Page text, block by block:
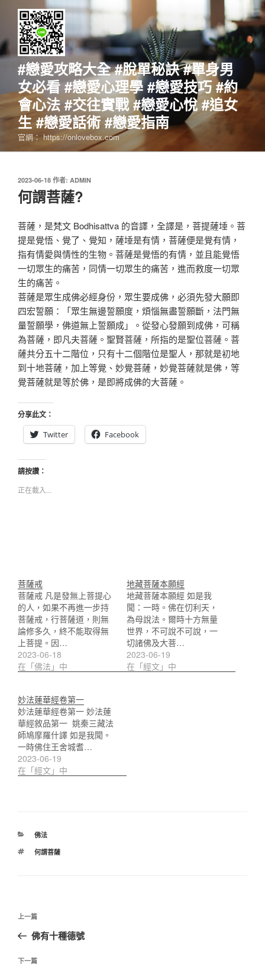
要
#戀愛攻略大全 #脫單秘訣 #單身男
女必看 #戀愛心理學 #戀愛技巧 #約
會心法 #交往實戰 #戀愛心悅 #追女
生 #戀愛話術 #戀愛指南
官網： https://onlovebox.com
發
佈
於
2023-06-18 作者: ADMIN
何謂菩薩?
菩薩，是梵文 Bodhisattva 的音譯，全譯是，菩提薩埵。菩
提是覺悟、覺了、覺知，薩埵是有情，菩薩便是覺有情，
指有情愛與情性的生物。菩薩是覺悟的有情，並且能覺悟
一切眾生的痛苦，同情一切眾生的痛苦，進而救度一切眾
生的痛苦。
菩薩是眾生成佛必經身份，眾生要成佛，必須先發大願即
四宏誓願：「眾生無邊誓願度，煩惱無盡誓願斷，法門無
量誓願學，佛道無上誓願成」。從發心發願到成佛，可稱
為菩薩，即凡夫菩薩。聖賢菩薩，所指的是聖位菩薩。菩
薩共分五十二階位，只有十二個階位是聖人，那就是初地
到十地菩薩，加上等覺、妙覺菩薩，妙覺菩薩就是佛，等
覺菩薩就是等於佛，是即將成佛的大菩薩。
分享此文：
Twitter
Facebook
請按讚：
正在載入...
菩薩戒
菩薩戒 凡是發無上菩提心
的人，如果不再進一步持
菩薩戒，行菩薩道，則無
論修多久，終不能取得無
上菩提。因…
2023-06-18
在「佛法」中
地藏菩薩本願經
地藏菩薩本願經 如是我
聞：一時。佛在忉利天，
為母說法。爾時十方無量
世界，不可說不可說，一
切諸佛及大菩…
2023-06-19
在「經文」中
妙法蓮華經卷第一
妙法蓮華經卷第一 妙法蓮
華經敘品第一 姚秦三藏法
師鳩摩羅什譯 如是我聞。
一時佛住王舍城耆…
2023-06-19
在「經文」中
分
佛法
標
何謂菩薩
文
導
覽
上
一
文
上一篇
佛有十種德號
下一篇